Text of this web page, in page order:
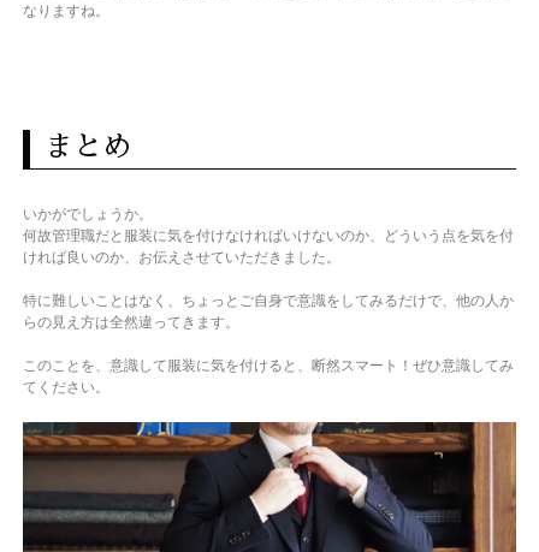
なりますね。
まとめ
いかがでしょうか。
何故管理職だと服装に気を付けなければいけないのか、どういう点を気を付
ければ良いのか、お伝えさせていただきました。
特に難しいことはなく、ちょっとご自身で意識をしてみるだけで、他の人か
らの見え方は全然違ってきます。
このことを、意識して服装に気を付けると、断然スマート！ぜひ意識してみ
てください。